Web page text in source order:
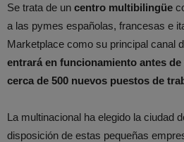
Se trata de un centro multibilingüe
a las pymes españolas, francesas e
Marketplace como su principal canal
entrará en funcionamiento antes
cerca de 500 nuevos puestos de
La multinacional ha elegido la ciudad
disposición de estas pequeñas